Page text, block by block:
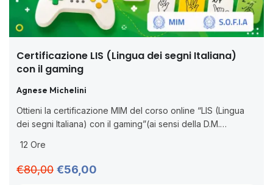
Certificazione LIS (Lingua dei segni Italiana)
con il gaming
Agnese Michelini
Ottieni la certificazione MIM del corso online “LIS (Lingua
dei segni Italiana) con il gaming”(ai sensi della D.M.
giochi digitali....
12 Ore
€80,00 €56,00